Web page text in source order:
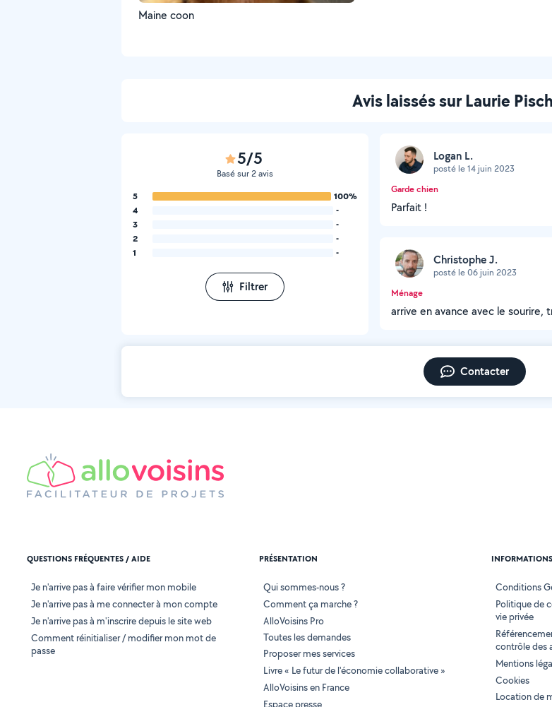
Maine coon
Avis laissés sur Laurie
5/5
Basé sur 2 avis
5
100%
4
-
3
-
2
-
1
-
Filtrer
Logan L.
posté le 14 juin 2023
Garde chien
Parfait !
Christophe J.
posté le 06 juin 2023
Ménage
arrive en avance avec le sourire,
Contacter
QUESTIONS FRÉQUENTES / AIDE
Je n'arrive pas à faire vérifier mon mobile
Je n'arrive pas à me connecter à mon compte
Je n'arrive pas à m'inscrire depuis le site web
Comment réinitialiser / modifier mon mot de
passe
PRÉSENTATION
Qui sommes-nous ?
Comment ça marche ?
AlloVoisins Pro
Toutes les demandes
Proposer mes services
Livre « Le futur de l'économie collaborative »
AlloVoisins en France
Espace presse
Conditions
Politique de
vie privée
contrôle des
Mentions
Cookies
Location de